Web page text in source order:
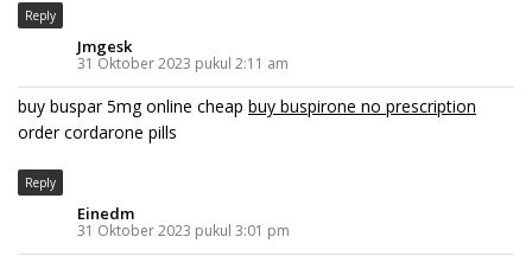
Reply
Jmgesk
31 Oktober 2023 pukul 2:11 am
buy buspar 5mg online cheap buy buspirone no prescription
order cordarone pills
Reply
Einedm
31 Oktober 2023 pukul 3:01 pm